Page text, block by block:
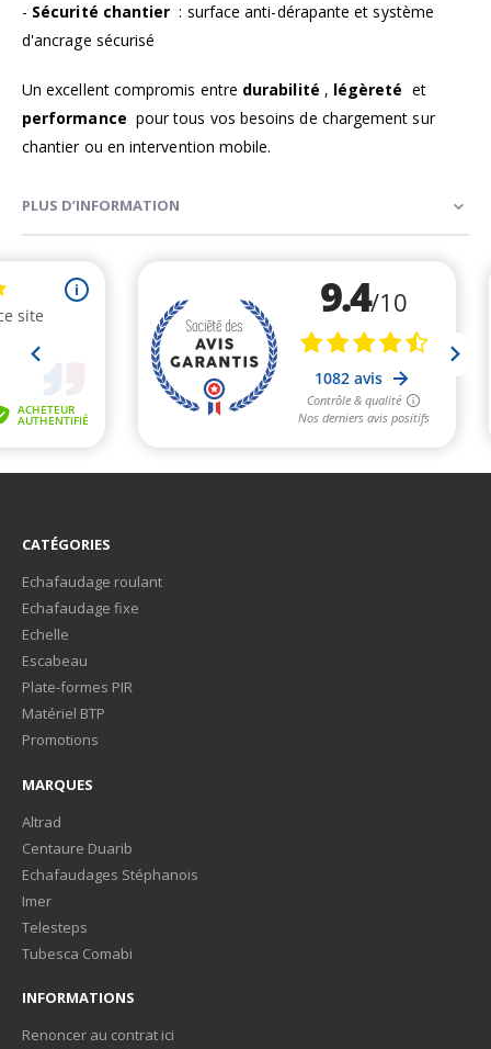
- Sécurité chantier : surface anti-dérapante et système
d'ancrage sécurisé
Un excellent compromis entre durabilité , légèreté et
performance pour tous vos besoins de chargement sur
chantier ou en intervention mobile.
PLUS D’INFORMATION
CATÉGORIES
Echafaudage roulant
Echafaudage fixe
Echelle
Escabeau
Plate-formes PIR
Matériel BTP
Promotions
MARQUES
Altrad
Centaure Duarib
Echafaudages Stéphanois
Imer
Telesteps
Tubesca Comabi
INFORMATIONS
Renoncer au contrat ici